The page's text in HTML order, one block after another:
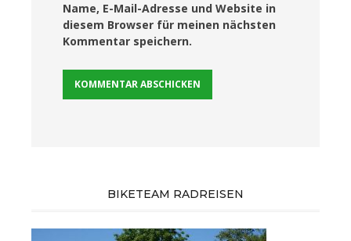
Name, E-Mail-Adresse und Website in
diesem Browser für meinen nächsten
Kommentar speichern.
BIKETEAM RADREISEN